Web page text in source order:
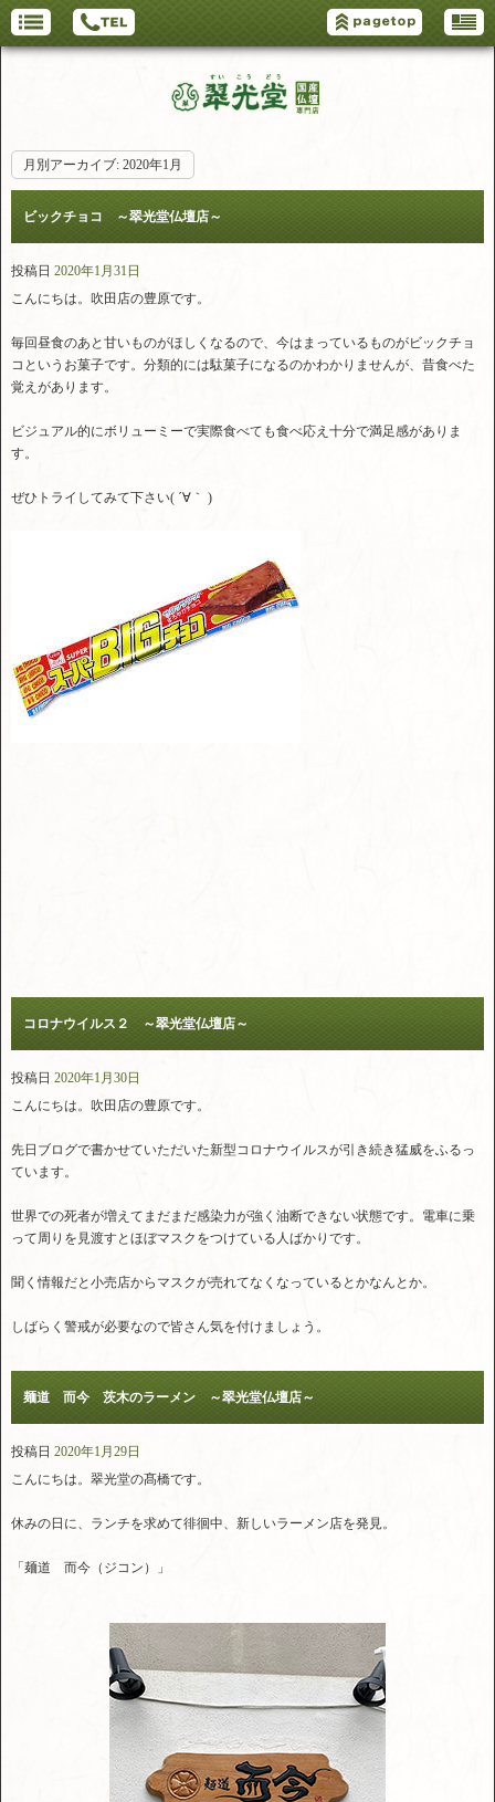
月別アーカイブ: 2020年1月
ビックチョコ ～翠光堂仏壇店～
投稿日 2020年1月31日
こんにちは。吹田店の豊原です。
毎回昼食のあと甘いものがほしくなるので、今はまっているものがビックチョ
コというお菓子です。分類的には駄菓子になるのかわかりませんが、昔食べた
覚えがあります。
ビジュアル的にボリューミーで実際食べても食べ応え十分で満足感がありま
す。
ぜひトライしてみて下さい( ´∀｀ )
コロナウイルス２ ～翠光堂仏壇店～
投稿日 2020年1月30日
こんにちは。吹田店の豊原です。
先日ブログで書かせていただいた新型コロナウイルスが引き続き猛威をふるっ
ています。
世界での死者が増えてまだまだ感染力が強く油断できない状態です。電車に乗
って周りを見渡すとほぼマスクをつけている人ばかりです。
聞く情報だと小売店からマスクが売れてなくなっているとかなんとか。
しばらく警戒が必要なので皆さん気を付けましょう。
麺道 而今 茨木のラーメン ～翠光堂仏壇店～
投稿日 2020年1月29日
こんにちは。翠光堂の髙橋です。
休みの日に、ランチを求めて徘徊中、新しいラーメン店を発見。
「麺道 而今（ジコン）」